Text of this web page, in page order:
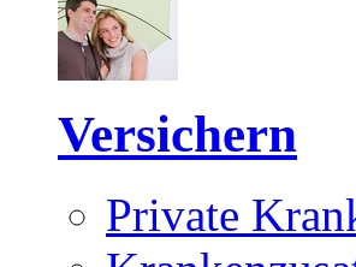
Versichern
Private